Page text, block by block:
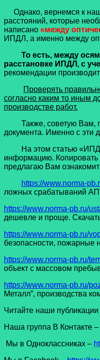
Однако, вернемся к
расстояний, которые
написано «между
ИПДЛ, а именно между
То есть, между
расстановке ИПДЛ, с
рекомендации
Проверять
согласно каким то иным
производстве работ.
Также, советую Вам,
документа. Именно с эти
На этом статью «ИПДЛ.
информацию. Копировать
предлагаю Вам
https://www.norma-
ложных срабатываний
https://www.norma-pb.ru/
дешевле и проще.
https://www.norma-pb.ru/
безопасности, пожарные
https://www.norma-pb.ru/
объект с массовом
https://www.norma-pb.ru/
Металл”, производства
Читайте наши
Наша группа В Контакте –
Мы в Одноклассниках –